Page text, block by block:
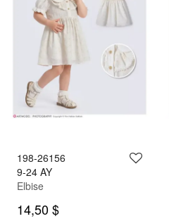
198-26156
9-24 AY
Elbise
14,50 $